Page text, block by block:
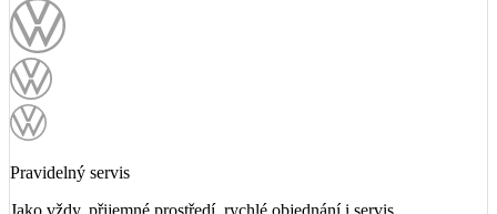
Pravidelný servis